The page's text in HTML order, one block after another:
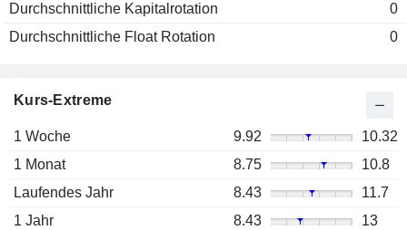
Durchschnittliche Kapitalrotation
0
Durchschnittliche Float Rotation
0
Kurs-Extreme
1 Woche 9.92
10.32
1 Monat
8.75
10.8
Laufendes Jahr
8.43
11.7
1 Jahr
8.43
13